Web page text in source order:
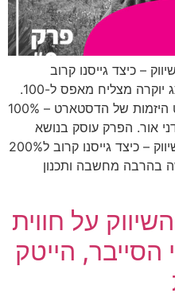
– כיצד גייסנו קרוב
ל200% בשיא הקורונה ובנינו מותג יוקרה מצליח מאפס ל-100.
האזינו: שי עגיב בראיון לפודקאסט היזמות של הדסטארט – 100%
אור. הפרק עוסק בנושא
הדסטארט לעסקים ואסטרטגית שיווק – כיצד גייסנו קרוב ל200%
בהרבה מחשבה ותכנון
על חווית
הייטק